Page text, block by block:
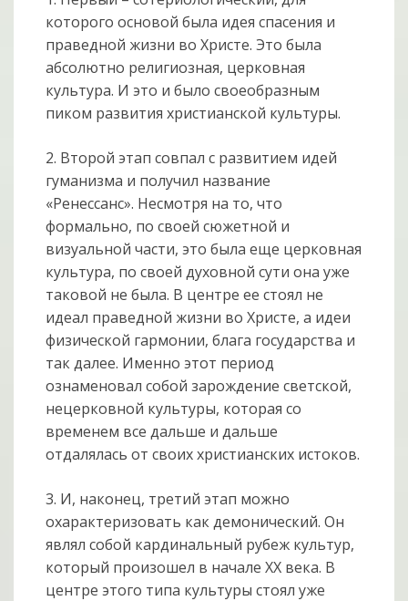
которого основой была идея спасения и
праведной жизни во Христе. Это была
абсолютно религиозная, церковная
культура. И это и было своеобразным
пиком развития христианской культуры.
2. Второй этап совпал с развитием идей
гуманизма и получил название
«Ренессанс». Несмотря на то, что
формально, по своей сюжетной и
визуальной части, это была еще церковная
культура, по своей духовной сути она уже
таковой не была. В центре ее стоял не
идеал праведной жизни во Христе, а идеи
физической гармонии, блага государства и
так далее. Именно этот период
ознаменовал собой зарождение светской,
нецерковной культуры, которая со
временем все дальше и дальше
отдалялась от своих христианских истоков.
3. И, наконец, третий этап можно
охарактеризовать как демонический. Он
являл собой кардинальный рубеж культур,
который произошел в начале ХХ века. В
центре этого типа культуры стоял уже